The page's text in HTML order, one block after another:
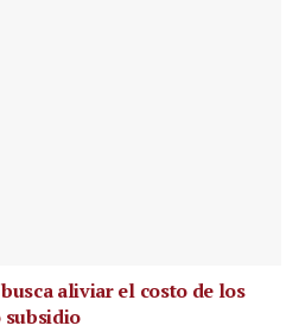
aliviar el costo de los
subsidio